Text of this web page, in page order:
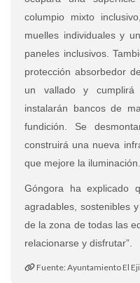
columpio mixto
muelles individuales y
paneles inclusivos.
protección absorbedor
un vallado y
instalarán bancos de
fundición. Se
construirá una nueva
que mejore la iluminación.
Góngora ha explicado
agradables, sostenibles
de la zona de todas las
relacionarse y disfrutar”.
Fuente: Ayuntamiento El